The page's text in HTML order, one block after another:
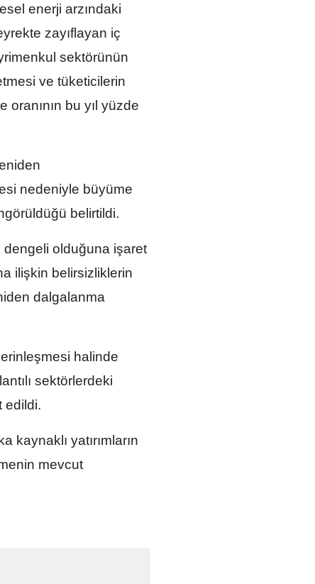
enerji arzındaki
zayıflayan iç
sektörünün
ve tüketicilerin
bu yıl yüzde
nedeniyle büyüme
belirtildi.
olduğuna işaret
ilişkin belirsizliklerin
dalgalanma
halinde
sektörlerdeki
edildi.
kaynaklı yatırımların
mevcut